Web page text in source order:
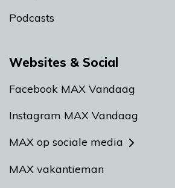
Podcasts
Websites & Social
Facebook MAX Vandaag
Instagram MAX Vandaag
MAX op sociale media
MAX vakantieman